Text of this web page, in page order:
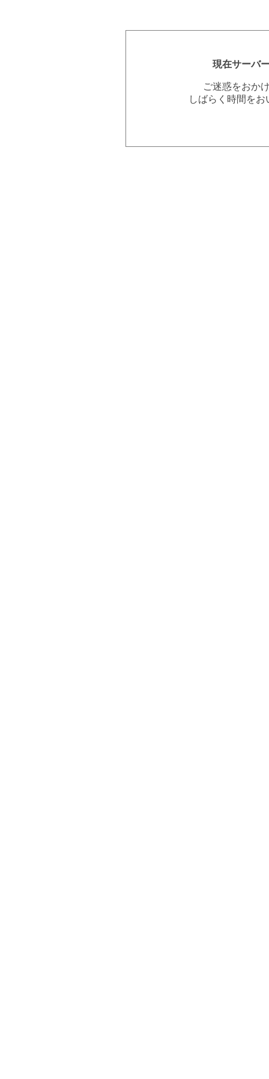
現在サーバ
ご迷惑をおか
しばらく時間を